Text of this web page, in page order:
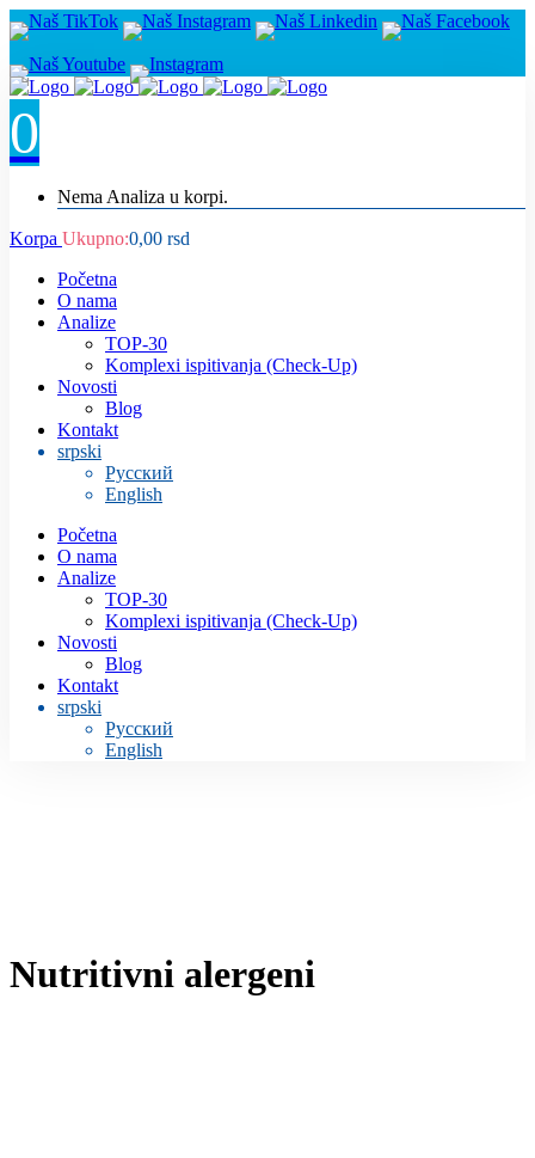
0
Nema Analiza u korpi.
Korpa Ukupno:0,00 rsd
Početna
O nama
Analize
TOP-30
Komplexi ispitivanja (Check-Up)
Novosti
Blog
Kontakt
srpski
Русский
English
Početna
O nama
Analize
TOP-30
Komplexi ispitivanja (Check-Up)
Novosti
Blog
Kontakt
srpski
Русский
English
Nutritivni alergeni